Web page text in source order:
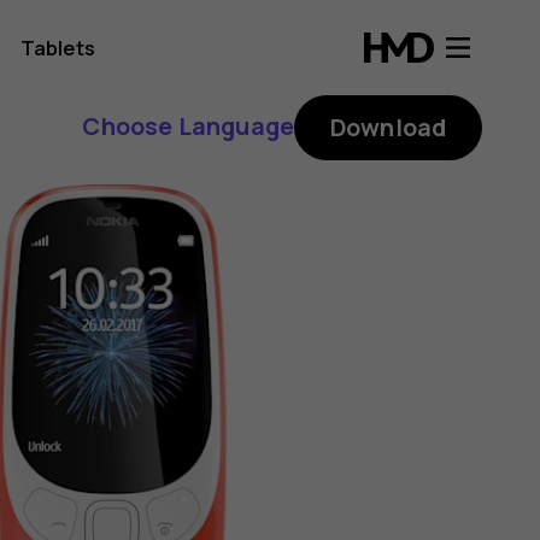
Tablets
Choose Language Download